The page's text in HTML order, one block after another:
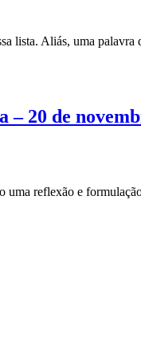
lista. Aliás, uma
20 de
reflexão e